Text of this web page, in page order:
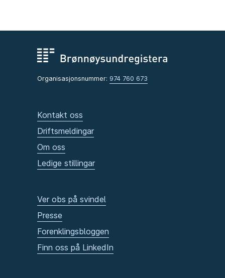
Organisasjonsnummer: 974 760 673
Kontakt oss
Driftsmeldingar
Om oss
Ledige stillingar
Ver obs på svindel
Presse
Forenklingsbloggen
Finn oss på LinkedIn